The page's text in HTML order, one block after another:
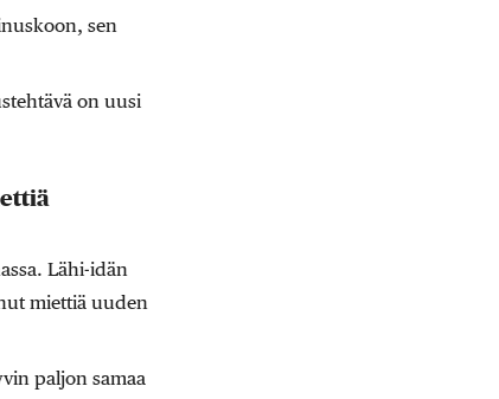
sen
on uusi
Lähi-idän
miettiä uuden
paljon samaa